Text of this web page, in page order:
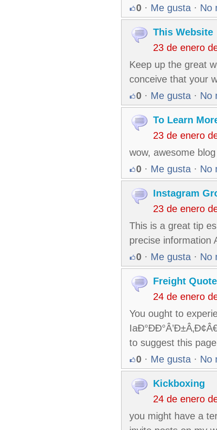
0 · Me gusta · No
This Website
23 de enero
Keep up the great
conceive that your
0 · Me gusta · No
To Learn
23 de enero
wow, awesome
0 · Me gusta · No
Instagram
23 de enero
This is a great tip
precise information
0 · Me gusta · No
Freight
24 de enero
You ought to
to suggest this
0 · Me gusta · No
Kickboxing
24 de enero
you might have a